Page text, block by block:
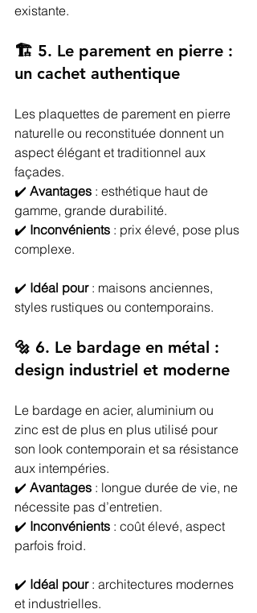
existante.
🏗️ 5. Le parement en pierre :
un cachet authentique
Les plaquettes de parement en pierre
naturelle ou reconstituée donnent un
aspect élégant et traditionnel aux
façades.
✔️ Avantages : esthétique haut de
gamme, grande durabilité.
✔️ Inconvénients : prix élevé, pose plus
complexe.
✔️ Idéal pour : maisons anciennes,
styles rustiques ou contemporains.
🔩 6. Le bardage en métal :
design industriel et moderne
Le bardage en acier, aluminium ou
zinc est de plus en plus utilisé pour
son look contemporain et sa résistance
aux intempéries.
✔️ Avantages : longue durée de vie, ne
nécessite pas d’entretien.
✔️ Inconvénients : coût élevé, aspect
parfois froid.
✔️ Idéal pour : architectures modernes
et industrielles.